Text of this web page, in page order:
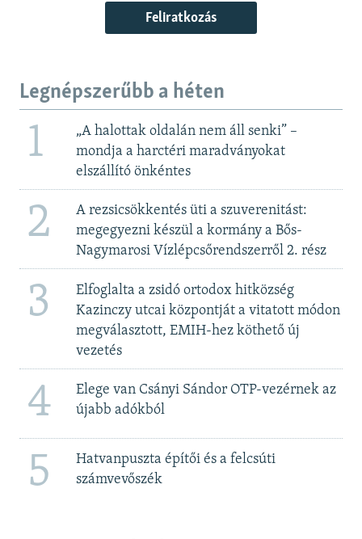
Feliratkozás
Legnépszerűbb a héten
1
„A halottak oldalán nem áll senki” –
mondja a harctéri maradványokat
elszállító önkéntes
2
A rezsicsökkentés üti a szuverenitást:
megegyezni készül a kormány a Bős-
Nagymarosi Vízlépcsőrendszerről 2. rész
3
Elfoglalta a zsidó ortodox hitközség
Kazinczy utcai központját a vitatott módon
megválasztott, EMIH-hez köthető új
vezetés
4
Elege van Csányi Sándor OTP-vezérnek az
újabb adókból
5
Hatvanpuszta építői és a felcsúti
számvevőszék